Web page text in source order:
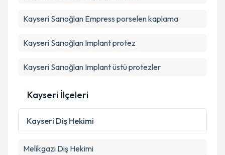
Kayseri Sarıoğlan Empress porselen kaplama
Kayseri Sarıoğlan Implant protez
Kayseri Sarıoğlan Implant üstü protezler
Kayseri İlçeleri
Kayseri Diş Hekimi
Melikgazi Diş Hekimi